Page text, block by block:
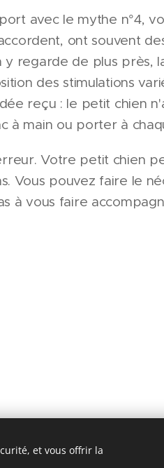
avec le mythe n°4,
ont souvent
y regarde de plus près,
des stimulations
reçu : le petit chien
à main ou porter à
Votre petit chien
Vous pouvez faire le
à vous faire
comportementaliste canin
et vous offrir la